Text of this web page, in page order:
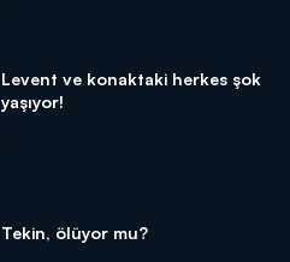
Levent ve konaktaki herkes şok
yaşıyor!
Tekin, ölüyor mu?